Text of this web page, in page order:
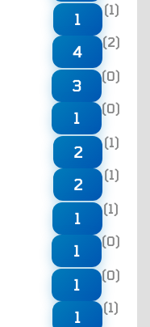
1
(1)
4
(2)
3
(0)
1
(0)
2
(1)
2
(1)
1
(1)
1
(0)
1
(0)
1
(1)